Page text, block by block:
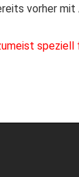
vorher